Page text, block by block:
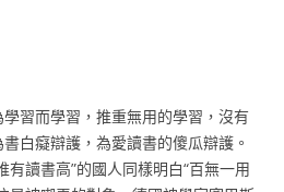
習而學習，推重無用的學習，沒有
白癡辯護，為愛讀書的傻瓜辯護。
有讀書高”的國人同樣明白“百無一用